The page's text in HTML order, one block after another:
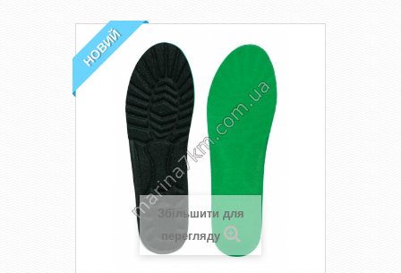
НОВИЙ
Збільшити для
перегляду